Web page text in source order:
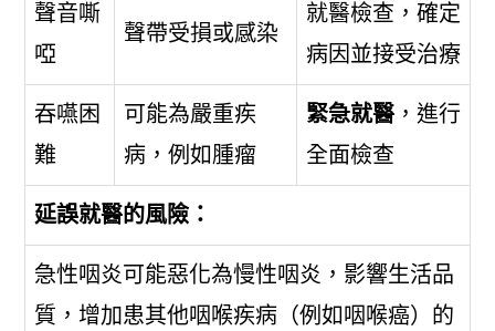
聲音嘶
啞
聲帶受損或感染
就醫檢查，確定
病因並接受治療
吞嚥困
難
可能為嚴重疾
病，例如腫瘤
緊急就醫，進行
全面檢查
延誤就醫的風險：
急性咽炎可能惡化為慢性咽炎，影響生活品
質，增加患其他咽喉疾病（例如咽喉癌）的